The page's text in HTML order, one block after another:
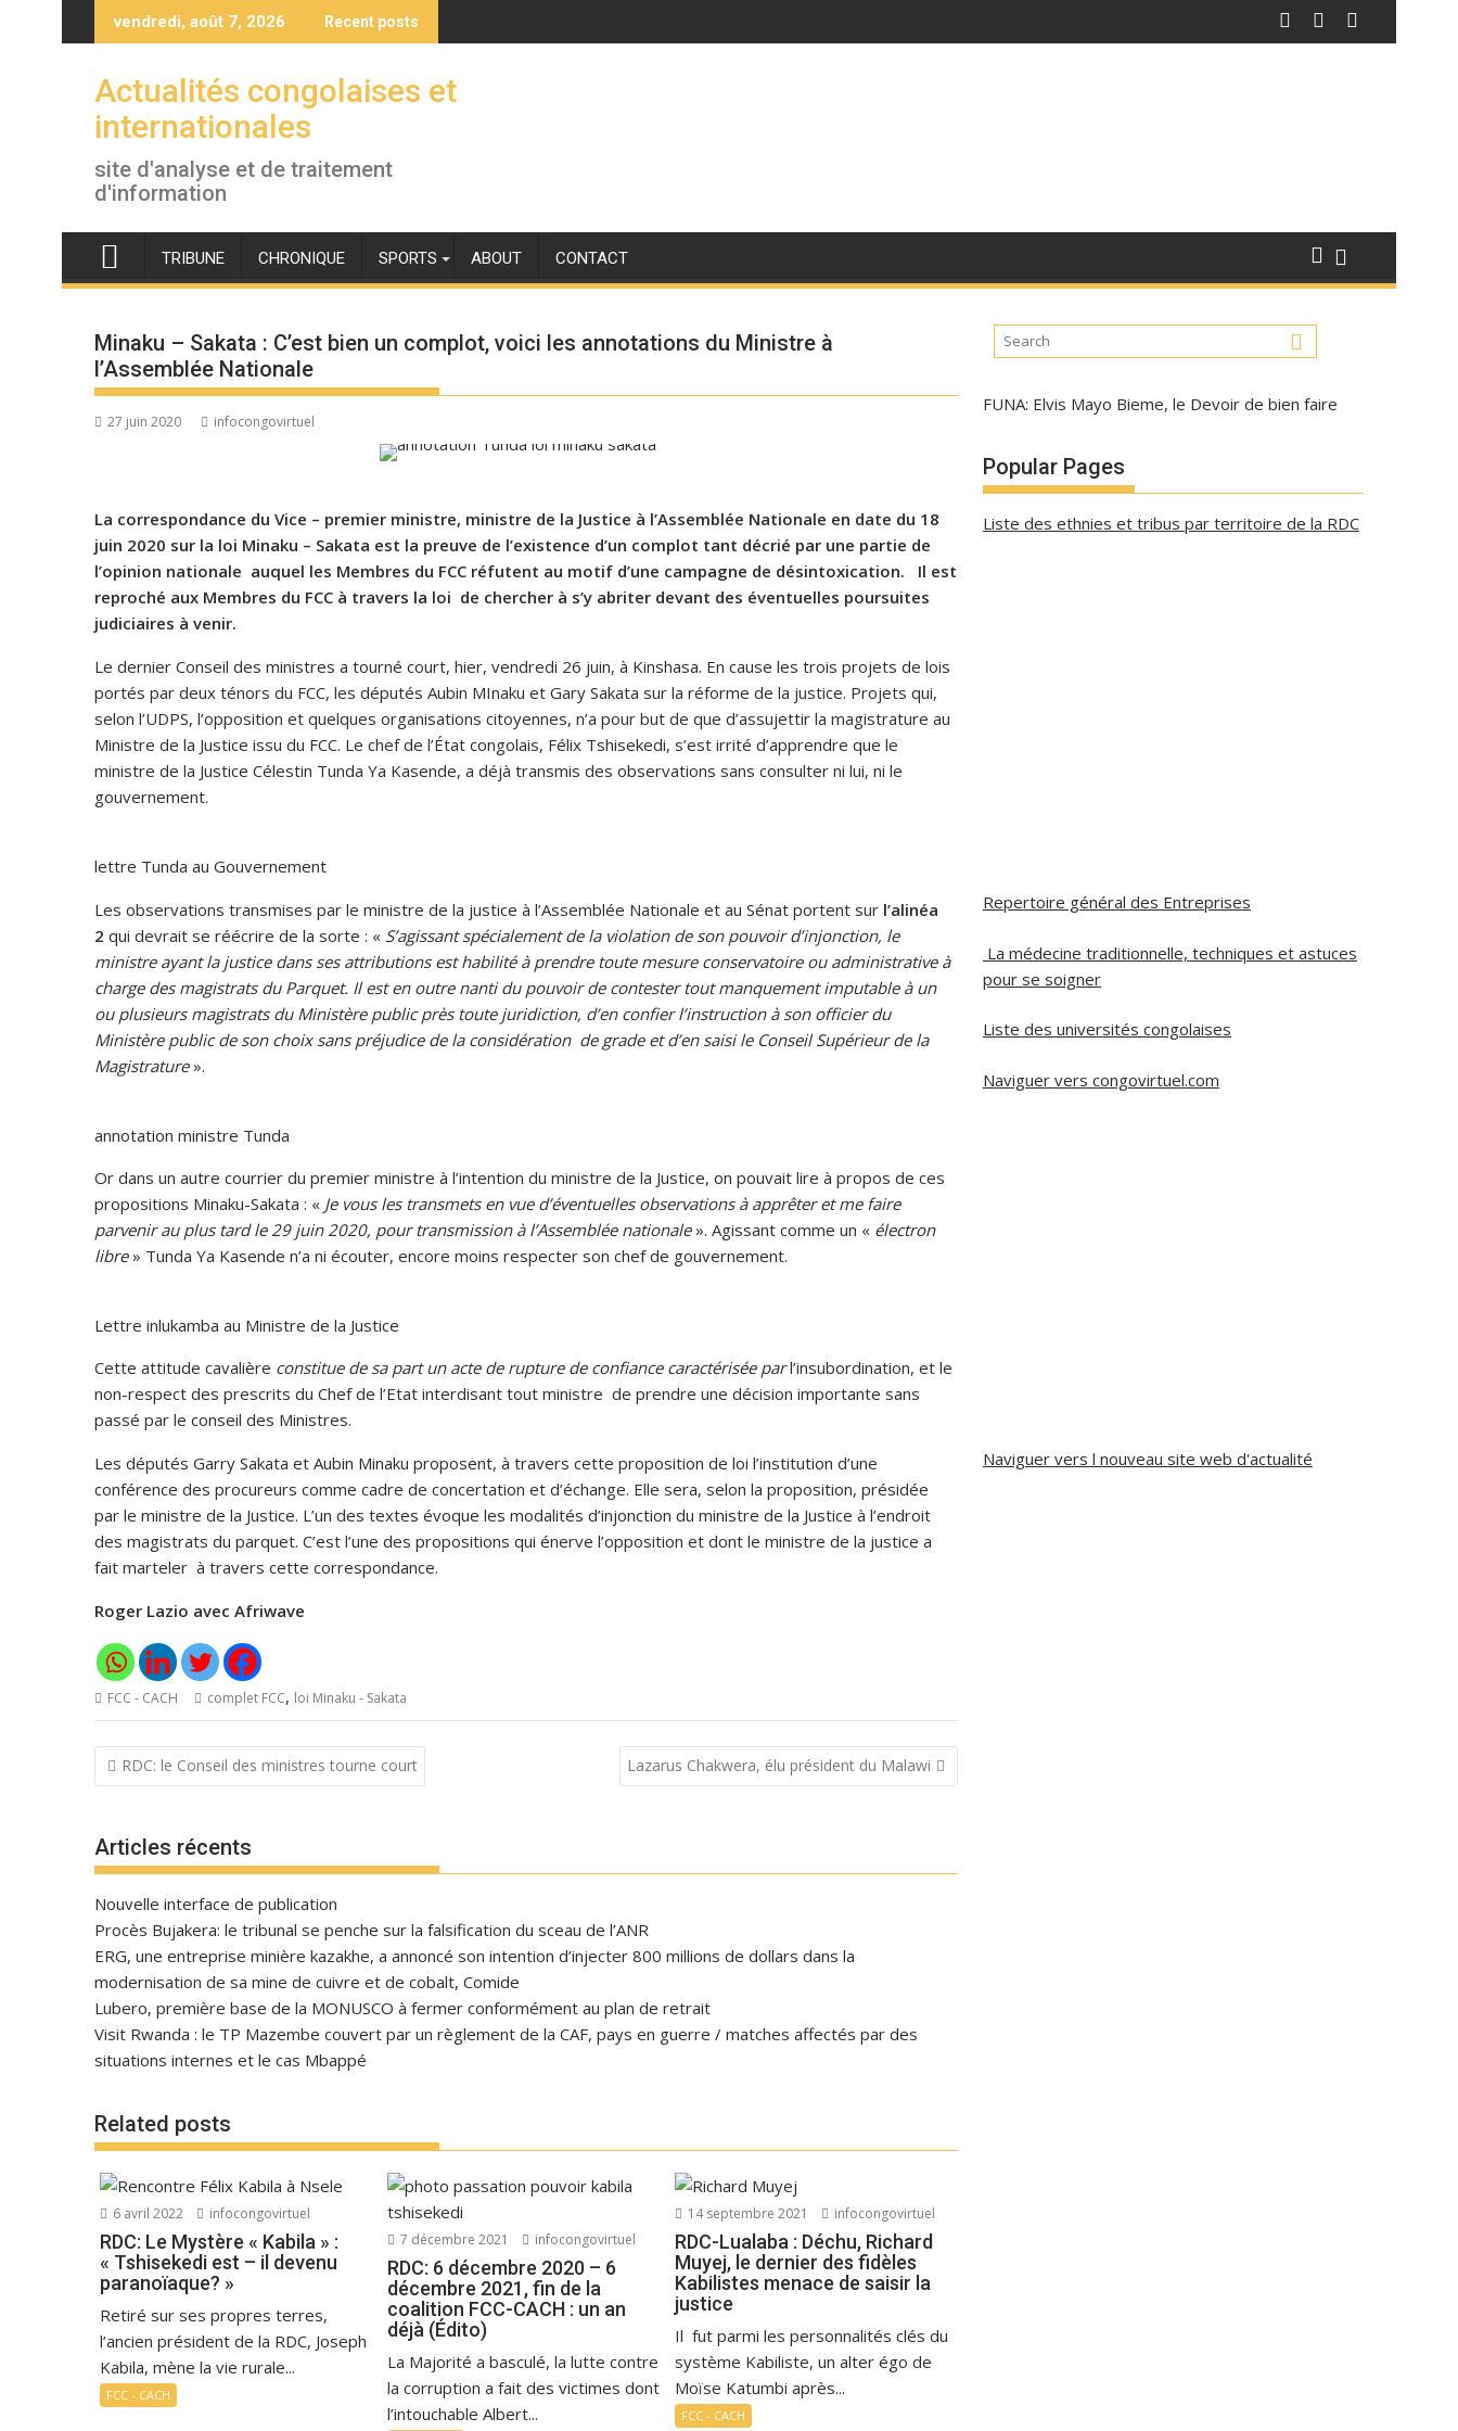
to
vendredi, août 7, 2026 Recent posts
Actualités congolaises et
internationales
site d'analyse et de traitement
d'information
TRIBUNE CHRONIQUE SPORTS ABOUT CONTACT
Minaku – Sakata : C’est bien un complot, voici les annotations du Ministre à
l’Assemblée Nationale
27 juin 2020 infocongovirtuel
La correspondance du Vice – premier ministre, ministre de la Justice à l’Assemblée Nationale en date du 18
juin 2020 sur la loi Minaku – Sakata est la preuve de l’existence d’un complot tant décrié par une partie de
l’opinion nationale auquel les Membres du FCC réfutent au motif d’une campagne de désintoxication. Il est
reproché aux Membres du FCC à travers la loi de chercher à s’y abriter devant des éventuelles poursuites
judiciaires à venir.
Le dernier Conseil des ministres a tourné court, hier, vendredi 26 juin, à Kinshasa. En cause les trois projets de lois
portés par deux ténors du FCC, les députés Aubin MInaku et Gary Sakata sur la réforme de la justice. Projets qui,
selon l’UDPS, l’opposition et quelques organisations citoyennes, n’a pour but de que d’assujettir la magistrature au
Ministre de la Justice issu du FCC. Le chef de l’État congolais, Félix Tshisekedi, s’est irrité d’apprendre que le
ministre de la Justice Célestin Tunda Ya Kasende, a déjà transmis des observations sans consulter ni lui, ni le
gouvernement.
lettre Tunda au Gouvernement
Les observations transmises par le ministre de la justice à l’Assemblée Nationale et au Sénat portent sur l’alinéa
2 qui devrait se réécrire de la sorte : « S’agissant spécialement de la violation de son pouvoir d’injonction, le
ministre ayant la justice dans ses attributions est habilité à prendre toute mesure conservatoire ou administrative à
charge des magistrats du Parquet. Il est en outre nanti du pouvoir de contester tout manquement imputable à un
ou plusieurs magistrats du Ministère public près toute juridiction, d’en confier l’instruction à son officier du
Ministère public de son choix sans préjudice de la considération de grade et d’en saisi le Conseil Supérieur de la
Magistrature».
annotation ministre Tunda
Or dans un autre courrier du premier ministre à l’intention du ministre de la Justice, on pouvait lire à propos de ces
propositions Minaku-Sakata : « Je vous les transmets en vue d’éventuelles observations à apprêter et me faire
parvenir au plus tard le 29 juin 2020, pour transmission à l’Assemblée nationale». Agissant comme un « électron
libre» Tunda Ya Kasende n’a ni écouter, encore moins respecter son chef de gouvernement.
Lettre inlukamba au Ministre de la Justice
Cette attitude cavalière constitue de sa part un acte de rupture de confiance caractérisée parl’insubordination, et le
non-respect des prescrits du Chef de l’Etat interdisant tout ministre de prendre une décision importante sans
passé par le conseil des Ministres.
Les députés Garry Sakata et Aubin Minaku proposent, à travers cette proposition de loi l’institution d’une
conférence des procureurs comme cadre de concertation et d’échange. Elle sera, selon la proposition, présidée
par le ministre de la Justice. L’un des textes évoque les modalités d’injonction du ministre de la Justice à l’endroit
des magistrats du parquet. C’est l’une des propositions qui énerve l’opposition et dont le ministre de la justice a
fait marteler à travers cette correspondance.
Roger Lazio avec Afriwave
FCC - CACH complet FCC, loi Minaku - Sakata
Navigation
de
RDC: le Conseil des ministres tourne court Lazarus Chakwera, élu président du Malawi
Articles récents
Nouvelle interface de publication
Procès Bujakera: le tribunal se penche sur la falsification du sceau de l’ANR
ERG, une entreprise minière kazakhe, a annoncé son intention d’injecter 800 millions de dollars dans la
modernisation de sa mine de cuivre et de cobalt, Comide
Lubero, première base de la MONUSCO à fermer conformément au plan de retrait
Visit Rwanda : le TP Mazembe couvert par un règlement de la CAF, pays en guerre / matches affectés par des
situations internes et le cas Mbappé
Related posts
6 avril 2022 infocongovirtuel
RDC: Le Mystère « Kabila » :
« Tshisekedi est – il devenu
paranoïaque? »
Retiré sur ses propres terres,
l’ancien président de la RDC, Joseph
Kabila, mène la vie rurale...
FCC - CACH
7 décembre 2021 infocongovirtuel
RDC: 6 décembre 2020 – 6
décembre 2021, fin de la
coalition FCC-CACH : un an
déjà (Édito)
La Majorité a basculé, la lutte contre
la corruption a fait des victimes dont
l’intouchable Albert...
14 septembre 2021 infocongovirtuel
RDC-Lualaba : Déchu, Richard
Muyej, le dernier des fidèles
Kabilistes menace de saisir la
justice
Il fut parmi les personnalités clés du
système Kabiliste, un alter égo de
Moïse Katumbi après...
FCC - CACH
FUNA: Elvis Mayo Bieme, le Devoir de bien faire
Popular Pages
Liste des ethnies et tribus par territoire de la RDC
Repertoire général des Entreprises
La médecine traditionnelle, techniques et astuces
pour se soigner
Liste des universités congolaises
Naviguer vers congovirtuel.com
Naviguer vers l nouveau site web d'actualité